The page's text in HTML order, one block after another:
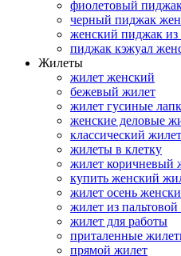
фиолетовый
черный пиджак
женский пиджак из
пиджак кэжуал
Жилеты
жилет женский
бежевый жилет
жилет гусиные
женские деловые
классический
жилеты в клетку
жилет коричневый
купить женский
жилет осень
жилет из пальтовой
жилет для работы
приталенные
прямой жилет